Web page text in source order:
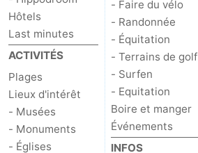
Hôtels
Last minutes
ACTIVITÉS
Plages
Lieux d'intérêt
- Musées
- Monuments
- Églises
- Faire du vélo
- Randonnée
- Équitation
- Terrains de golf
- Surfen
- Equitation
Boire et manger
Événements
INFOS